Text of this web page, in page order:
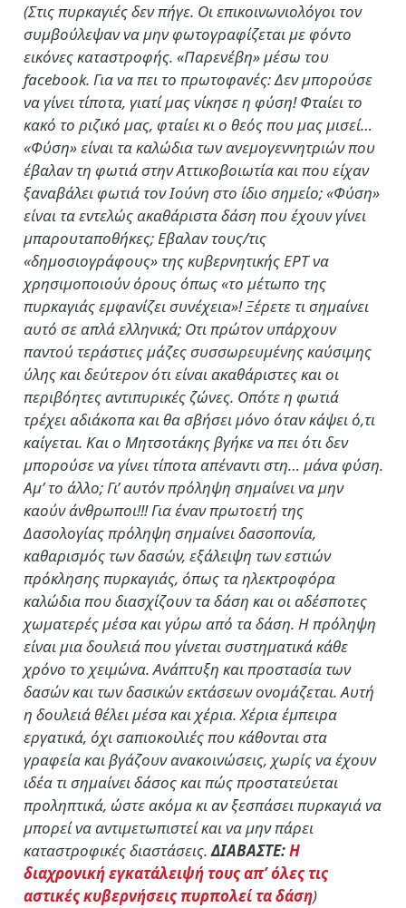
(Στις πυρκαγιές δεν πήγε. Οι επικοινωνιολόγοι τον
συμβούλεψαν να μην φωτογραφίζεται με φόντο
εικόνες καταστροφής. «Παρενέβη» μέσω του
facebook. Για να πει το πρωτοφανές: Δεν μπορούσε
να γίνει τίποτα, γιατί μας νίκησε η φύση! Φταίει το
κακό το ριζικό μας, φταίει κι ο θεός που μας μισεί…
«Φύση» είναι τα καλώδια των ανεμογεννητριών που
έβαλαν τη φωτιά στην Αττικοβοιωτία και που είχαν
ξαναβάλει φωτιά τον Ιούνη στο ίδιο σημείο; «Φύση»
είναι τα εντελώς ακαθάριστα δάση που έχουν γίνει
μπαρουταποθήκες; Εβαλαν τους/τις
«δημοσιογράφους» της κυβερνητικής ΕΡΤ να
χρησιμοποιούν όρους όπως «το μέτωπο της
πυρκαγιάς εμφανίζει συνέχεια»! Ξέρετε τι σημαίνει
αυτό σε απλά ελληνικά; Οτι πρώτον υπάρχουν
παντού τεράστιες μάζες συσσωρευμένης καύσιμης
ύλης και δεύτερον ότι είναι ακαθάριστες και οι
περιβόητες αντιπυρικές ζώνες. Οπότε η φωτιά
τρέχει αδιάκοπα και θα σβήσει μόνο όταν κάψει ό,τι
καίγεται. Και ο Μητσοτάκης βγήκε να πει ότι δεν
μπορούσε να γίνει τίποτα απέναντι στη… μάνα φύση.
Αμ’ το άλλο; Γι’ αυτόν πρόληψη σημαίνει να μην
καούν άνθρωποι!!! Για έναν πρωτοετή της
Δασολογίας πρόληψη σημαίνει δασοπονία,
καθαρισμός των δασών, εξάλειψη των εστιών
πρόκλησης πυρκαγιάς, όπως τα ηλεκτροφόρα
καλώδια που διασχίζουν τα δάση και οι αδέσποτες
χωματερές μέσα και γύρω από τα δάση. Η πρόληψη
είναι μια δουλειά που γίνεται συστηματικά κάθε
χρόνο το χειμώνα. Ανάπτυξη και προστασία των
δασών και των δασικών εκτάσεων ονομάζεται. Αυτή
η δουλειά θέλει μέσα και χέρια. Χέρια έμπειρα
εργατικά, όχι σαπιοκοιλιές που κάθονται στα
γραφεία και βγάζουν ανακοινώσεις, χωρίς να έχουν
ιδέα τι σημαίνει δάσος και πώς προστατεύεται
προληπτικά, ώστε ακόμα κι αν ξεσπάσει πυρκαγιά να
μπορεί να αντιμετωπιστεί και να μην πάρει
καταστροφικές διαστάσεις.ΔΙΑΒΑΣΤΕ:Η
διαχρονική εγκατάλειψή τους απ’ όλες τις
αστικές κυβερνήσεις πυρπολεί τα δάση)